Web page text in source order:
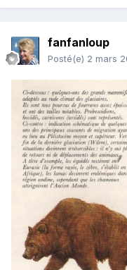
fanfanloup
Posté(e) 2 mars